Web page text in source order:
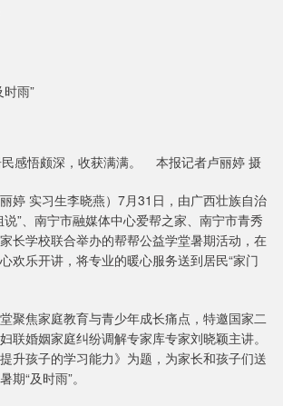
雨”
感悟颇深，收获满满。 本报记者卢丽婷 摄
实习生李晓燕）7月31日，由广西壮族自治
说”、南宁市融媒体中心爱帮之家、南宁市青秀
长学校联合举办的帮帮公益学堂暑期活动，在
欢乐开讲，将专业的暖心服务送到居民“家门
焦家庭教育与青少年成长痛点，特邀国家二
联婚姻家庭纠纷调解专家库专家刘晓颖主讲。
升孩子的学习能力》为题，为家长和孩子们送
“及时雨”。